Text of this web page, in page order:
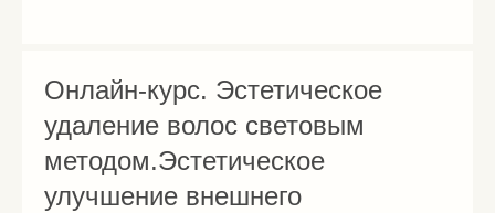
Онлайн-курс. Эстетическое
удаление волос световым
методом.Эстетическое
улучшение внешнего